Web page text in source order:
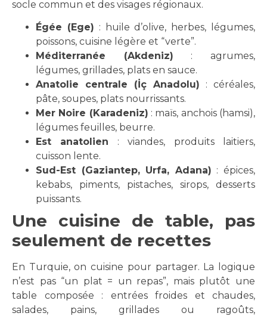
socle commun et des visages régionaux.
Égée (Ege) : huile d’olive, herbes, légumes,
poissons, cuisine légère et “verte”.
Méditerranée (Akdeniz) : agrumes,
légumes, grillades, plats en sauce.
Anatolie centrale (İç Anadolu) : céréales,
pâte, soupes, plats nourrissants.
Mer Noire (Karadeniz) : maïs, anchois (hamsi),
légumes feuilles, beurre.
Est anatolien : viandes, produits laitiers,
cuisson lente.
Sud-Est (Gaziantep, Urfa, Adana) : épices,
kebabs, piments, pistaches, sirops, desserts
puissants.
Une cuisine de table, pas
seulement de recettes
En Turquie, on cuisine pour partager. La logique
n’est pas “un plat = un repas”, mais plutôt une
table composée : entrées froides et chaudes,
salades, pains, grillades ou ragoûts,